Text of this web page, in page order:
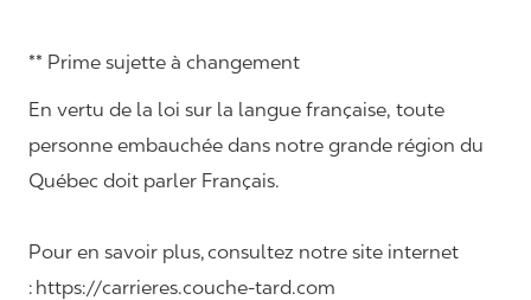
** Prime sujette à changement
En vertu de la loi sur la langue française, toute
personne embauchée dans notre grande région du
Québec doit parler Français.
Pour en savoir plus, consultez notre site internet
: https://carrieres.couche-tard.com